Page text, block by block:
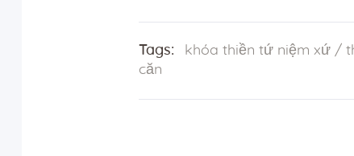
Tags: khóa thiền tứ niệm xứ/
căn